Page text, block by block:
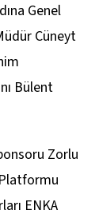
Genel
Cüneyt
Bülent
Zorlu
ENKA